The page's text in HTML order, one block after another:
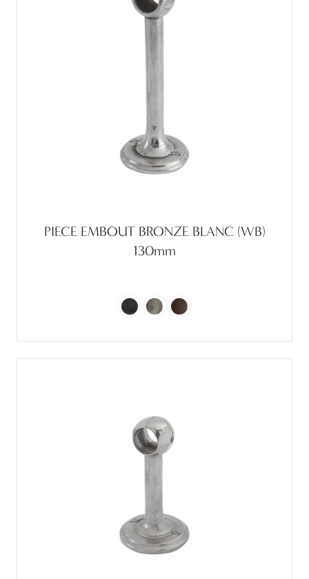
PIECE EMBOUT BRONZE BLANC (WB)
130mm